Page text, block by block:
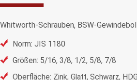
Whitworth-Schrauben, BSW-
Norm: JIS 1180
Größen: 5/16, 3/8, 1/2, 5/8, 7/8
Oberfläche: Zink, Glatt, Schwarz,